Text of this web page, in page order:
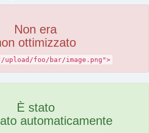
Non era
ottimizzato
upload/foo/bar/image.png">
È stato
automaticamente